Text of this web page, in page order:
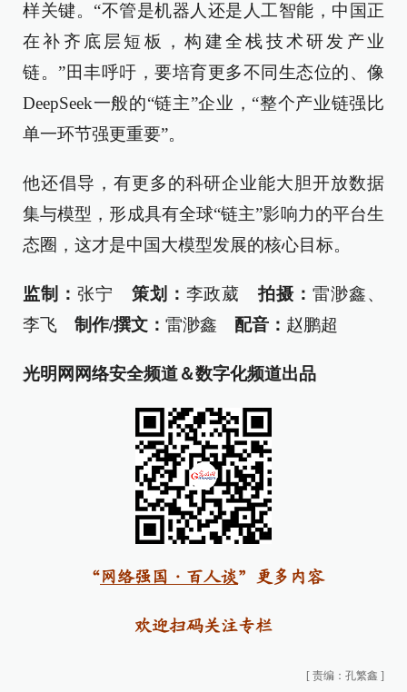
样关键。“不管是机器人还是人工智能，中国正
在补齐底层短板，构建全栈技术研发产业
链。”田丰呼吁，要培育更多不同生态位的、像
DeepSeek一般的“链主”企业，“整个产业链强比
单一环节强更重要”。
他还倡导，有更多的科研企业能大胆开放数据
集与模型，形成具有全球“链主”影响力的平台生
态圈，这才是中国大模型发展的核心目标。
监制： 张宁 策划： 李政葳拍摄：雷渺鑫、
李飞 制作/撰文： 雷渺鑫 配音： 赵鹏超
光明网网络安全频道＆数字化频道出品
“网络强国·百人谈”更多内容
欢迎扫码关注专栏
[ 责编：孔繁鑫 ]